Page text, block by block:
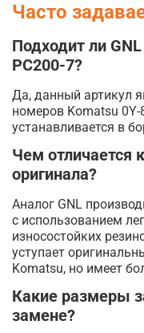
Часто
Подходит ли
PC200-7?
Да, данный артикул
номеров Komatsu
устанавливается в
Чем отличается
оригинала?
Аналог GNL
с использованием
износостойких
уступает
Komatsu, но имеет
Какие размеры
замене?